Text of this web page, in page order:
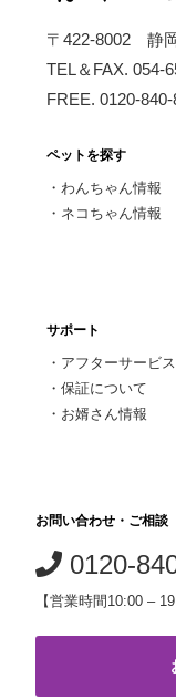
〒422-8002 静
TEL＆FAX. 054-
FREE. 0120-840-
ペットを探す
・わんちゃん情報
・ ネコちゃん情報
サポート
・ アフターサービス
・保証について
・ お婿さん情報
お問い合わせ・ご相談
0120-
【営業時間10:00 –